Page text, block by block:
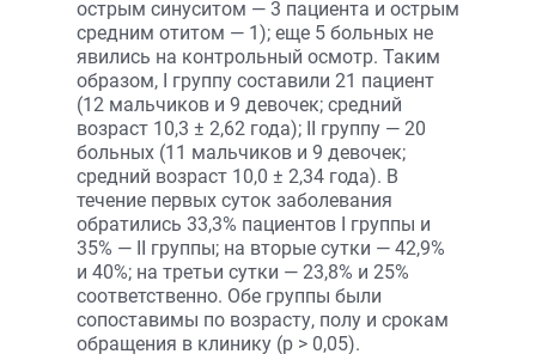
острым синуситом — 3 пациента и острым
средним отитом — 1); еще 5 больных не
явились на контрольный осмотр. Таким
образом, I группу составили 21 пациент
(12 мальчиков и 9 девочек; средний
возраст 10,3 ± 2,62 года); II группу — 20
больных (11 мальчиков и 9 девочек;
средний возраст 10,0 ± 2,34 года). В
течение первых суток заболевания
обратились 33,3% пациентов I группы и
35% — II группы; на вторые сутки — 42,9%
и 40%; на третьи сутки — 23,8% и 25%
соответственно. Обе группы были
сопоставимы по возрасту, полу и срокам
обращения в клинику (p > 0,05).